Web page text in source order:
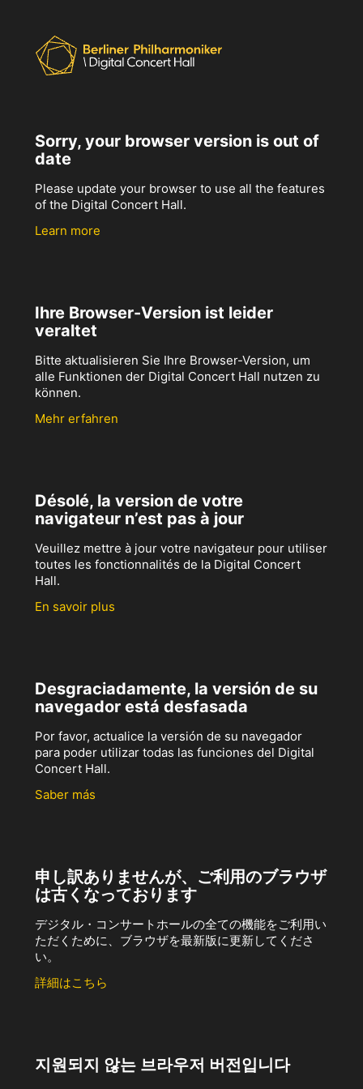
Sorry, your browser version is out of
date
Please update your browser to use all the features
of the Digital Concert Hall.
Learn more
Ihre Browser-Version ist leider
veraltet
Bitte aktualisieren Sie Ihre Browser-Version, um
alle Funktionen der Digital Concert Hall nutzen zu
können.
Mehr erfahren
Désolé, la version de votre
navigateur n’est pas à jour
Veuillez mettre à jour votre navigateur pour utiliser
toutes les fonctionnalités de la Digital Concert
Hall.
En savoir plus
Desgraciadamente, la versión de su
navegador está desfasada
Por favor, actualice la versión de su navegador
para poder utilizar todas las funciones del Digital
Concert Hall.
Saber más
申し訳ありませんが、ご利用のブラウザ
は古くなっております
デジタル・コンサートホールの全ての機能をご利用い
ただくために、ブラウザを最新版に更新してくださ
い。
詳細はこちら
지원되지 않는 브라우저 버전입니다